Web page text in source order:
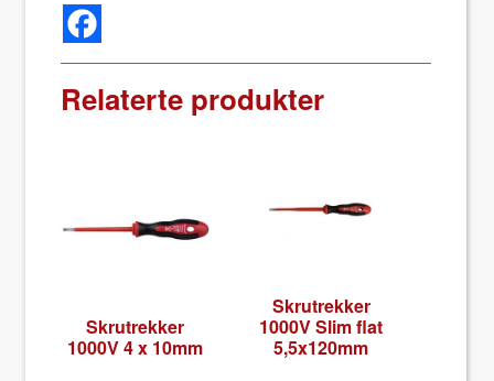
Relaterte produkter
Skrutrekker
1000V 4 x 10mm
Skrutrekker
1000V Slim flat
5,5x120mm